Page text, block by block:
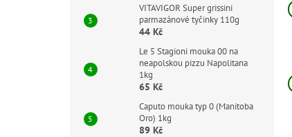
VITAVIGOR Super grissini
parmazánové tyčinky 110g
44 Kč
Le 5 Stagioni mouka 00 na
neapolskou pizzu Napolitana
1kg
65 Kč
Caputo mouka typ 0 (Manitoba
Oro) 1kg
89 Kč